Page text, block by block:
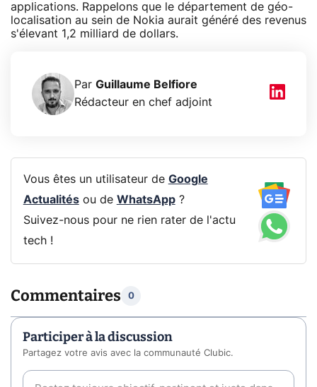
applications. Rappelons que le département de géo-
localisation au sein de Nokia aurait généré des revenus
s'élevant 1,2 milliard de dollars.
Par Guillaume Belfiore
Rédacteur en chef adjoint
Vous êtes un utilisateur de Google
Actualitésou de WhatsApp?
Suivez-nous pour ne rien rater de l'actu
tech !
Commentaires 0
Participer à la discussion
Partagez votre avis avec la communauté Clubic.